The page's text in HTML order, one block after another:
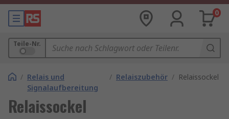
0
Teile-Nr.
/ Relais und
Signalaufbereitung
/ Relaiszubehör / Relaissockel
Relaissockel